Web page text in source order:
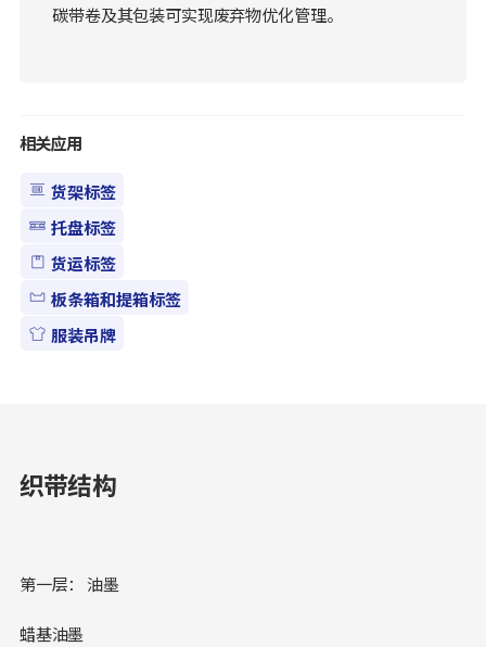
碳带卷及其包装可实现废弃物优化管理。
相关应用
货架标签
托盘标签
货运标签
板条箱和提箱标签
服装吊牌
织带结构
第一层： 油墨
蜡基油墨